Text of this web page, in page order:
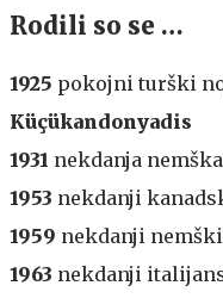
Rodili so se …
1925 pokojni turški
Küçükandonyadis
1931 nekdanja
1953 nekdanji
1959 nekdanji
1963 nekdanji